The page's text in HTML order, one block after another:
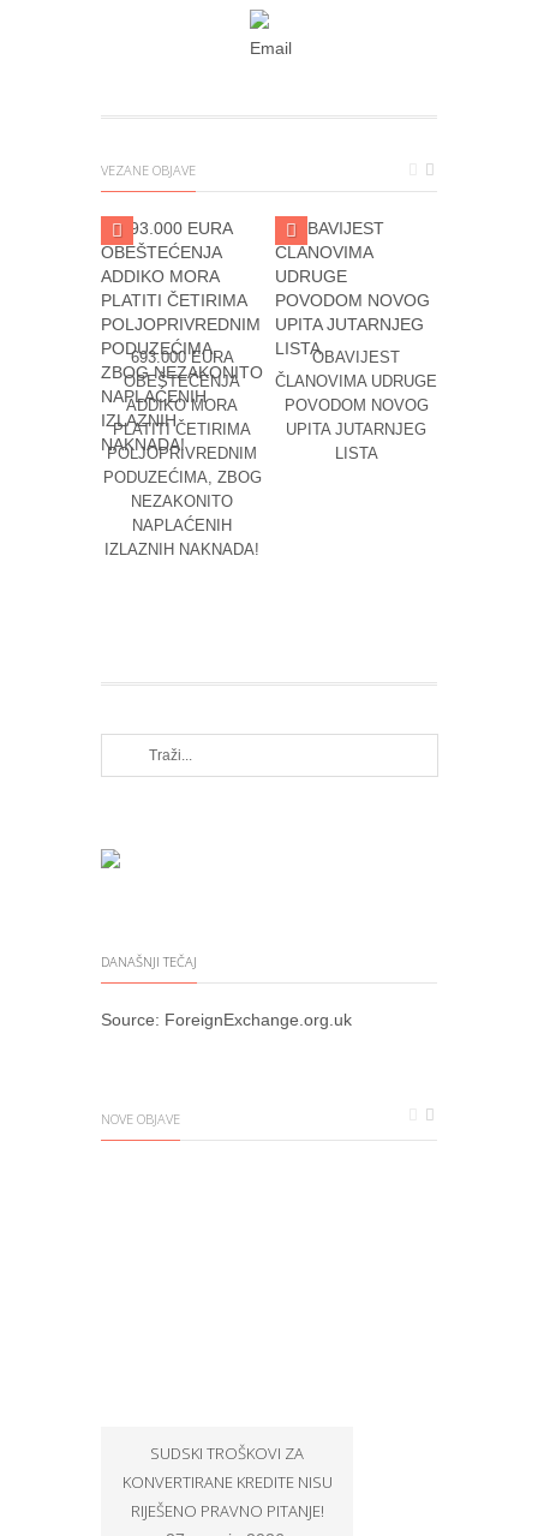
VEZANE OBJAVE
693.000 EURA
OBEŠTEĆENJA
ADDIKO MORA
PLATITI ČETIRIMA
POLJOPRIVREDNIM
PODUZEĆIMA, ZBOG
NEZAKONITO
NAPLAĆENIH
IZLAZNIH NAKNADA!
OBAVIJEST
ČLANOVIMA UDRUGE
POVODOM NOVOG
UPITA JUTARNJEG
LISTA
DANAŠNJI TEČAJ
Source: ForeignExchange.org.uk
NOVE OBJAVE
SUDSKI TROŠKOVI ZA
KONVERTIRANE KREDITE NISU
RIJEŠENO PRAVNO PITANJE!